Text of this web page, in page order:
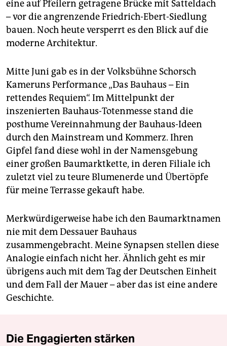
eine auf Pfeilern getragene Brücke mit Satteldach
– vor die angrenzende Friedrich-Ebert-Siedlung
bauen. Noch heute versperrt es den Blick auf die
moderne Architektur.
Mitte Juni gab es in der Volksbühne Schorsch
Kameruns Performance „Das Bauhaus – Ein
rettendes Requiem“. Im Mittelpunkt der
inszenierten Bauhaus-Totenmesse stand die
posthume Vereinnahmung der Bauhaus-Ideen
durch den Mainstream und Kommerz. Ihren
Gipfel fand diese wohl in der Namensgebung
einer großen Baumarktkette, in deren Filiale ich
zuletzt viel zu teure Blumenerde und Übertöpfe
für meine Terrasse gekauft habe.
Merkwürdigerweise habe ich den Baumarktnamen
nie mit dem Dessauer Bauhaus
zusammengebracht. Meine Synapsen stellen diese
Analogie einfach nicht her. Ähnlich geht es mir
übrigens auch mit dem Tag der Deutschen Einheit
und dem Fall der Mauer – aber das ist eine andere
Geschichte.
Die Engagierten stärken